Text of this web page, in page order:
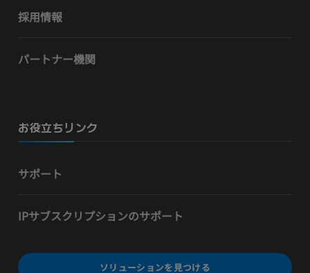
採用情報
パートナー機関
お役立ちリンク
サポート
IPサブスクリプションのサポート
ソリューションを見つける